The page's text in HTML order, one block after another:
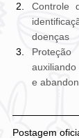
Controle
doenças
e
Postagem